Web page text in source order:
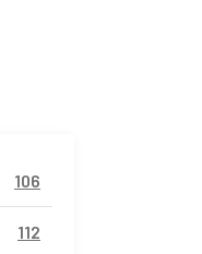
106
112